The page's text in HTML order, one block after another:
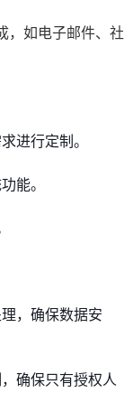
，如电子邮件、社
进行定制。
能。
，确保数据安
确保只有授权人